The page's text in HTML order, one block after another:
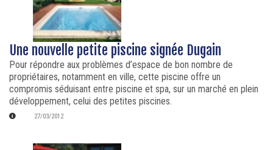
Une nouvelle petite piscine signée Dugain
Pour répondre aux problèmes d’espace de bon nombre de
propriétaires, notamment en ville, cette piscine offre un
compromis séduisant entre piscine et spa, sur un marché en plein
développement, celui des petites piscines.
27/03/2012